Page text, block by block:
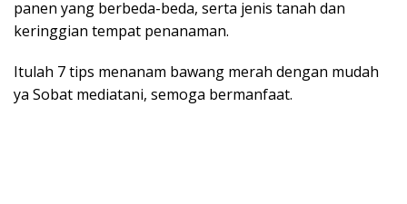
panen yang berbeda-beda, serta jenis tanah dan
keringgian tempat penanaman.
Itulah 7 tips menanam bawang merah dengan mudah
ya Sobat mediatani, semoga bermanfaat.